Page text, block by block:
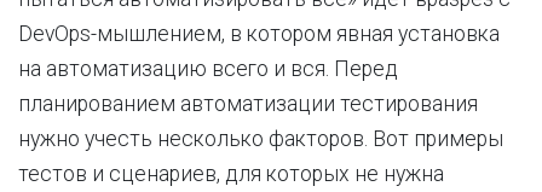
DevOps-мышлением, в котором явная установка
на автоматизацию всего и вся. Перед
планированием автоматизации тестирования
нужно учесть несколько факторов. Вот примеры
тестов и сценариев, для которых не нужна